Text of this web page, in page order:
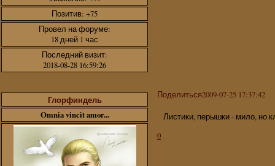
Позитив: +75
Провел на форуме:
18 дней 1 час
Последний визит:
2018-08-28 16:59:26
Поделиться2009-07-25 17:37:42
Глорфиндель
Omnia vincit amor...
Листики, перышки - мило, но
0